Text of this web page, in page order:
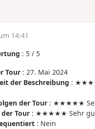
14:41
: 5 / 5
Tour : 27. Mai 2024
der Beschreibung :
der Tour : ★★★★★
Tour : ★★★★★ Sehr
: Nein